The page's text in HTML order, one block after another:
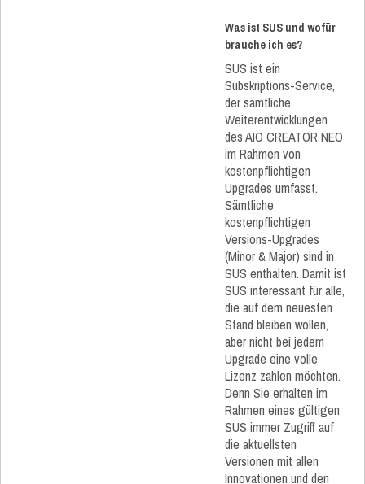
Was ist SUS und wofür
brauche ich es?
SUS ist ein
Subskriptions-Service,
der sämtliche
Weiterentwicklungen
des AIO CREATOR NEO
im Rahmen von
kostenpflichtigen
Upgrades umfasst.
Sämtliche
kostenpflichtigen
Versions-Upgrades
(Minor & Major) sind in
SUS enthalten. Damit ist
SUS interessant für alle,
die auf dem neuesten
Stand bleiben wollen,
aber nicht bei jedem
Upgrade eine volle
Lizenz zahlen möchten.
Denn Sie erhalten im
Rahmen eines gültigen
SUS immer Zugriff auf
die aktuellsten
Versionen mit allen
Innovationen und den